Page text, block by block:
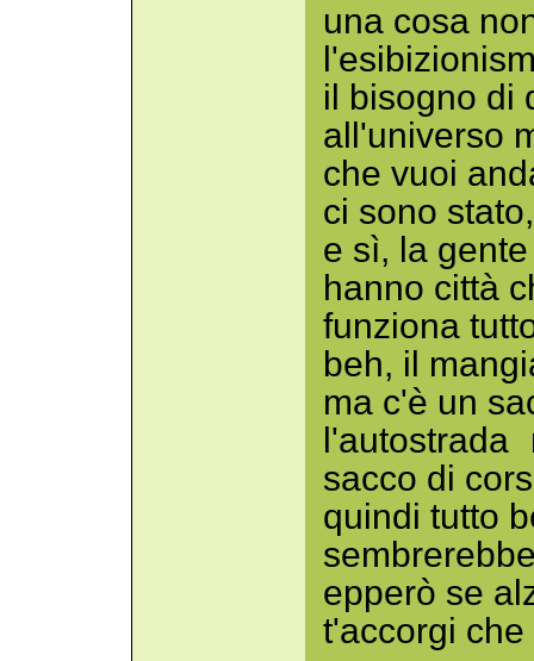
una cosa
il bisogno di
all'universo
che vuoi
ci sono
e sì, la
hanno città
funziona
beh, il
ma c'è un
sacco di
quindi tutto
epperò se
t'accorgi